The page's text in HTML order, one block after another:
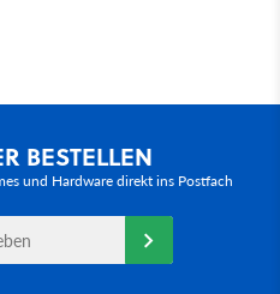
BESTELLEN
und Hardware direkt ins Postfach